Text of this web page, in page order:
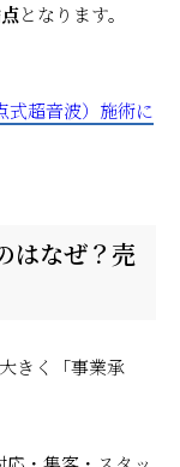
となります。
超音波）施術に
はなぜ？売
きく「事業承